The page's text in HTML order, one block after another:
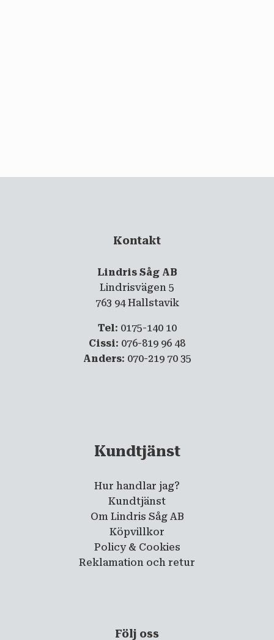
Kontakt
Lindris Såg AB
Lindrisvägen 5
763 94 Hallstavik
Tel: 0175-140 10
Cissi: 076-819 96 48
Anders: 070-219 70 35
Kundtjänst
Hur handlar jag?
Kundtjänst
Om Lindris Såg AB
Köpvillkor
Policy & Cookies
Reklamation och retur
Följ oss